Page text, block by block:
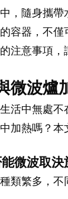
，隨身攜
容器，不
注意事項，
微波爐
活中無處
加熱嗎？本
微波取決
類繁多，